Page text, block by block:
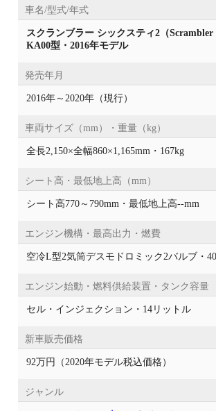
車名/型式/年式
スクランブラー シックスティ2（
KA00型・2016年モデル
発売年月
2016年～2020年（現行）
車両サイズ（mm）・重量（kg）
全長2,150×全幅860×1,165mm・167kg
シート高・最低地上高（mm）
シート高770～790mm・最低地上高--mm
エンジン機構・最高出力・燃費
空冷L型2気筒デスモドロミック2バルブ・
エンジン始動・燃料供給装置・タンク容量
セル・インジェクション・14リットル
新車販売価格
92万円（2020年モデル税込価格）
ジャンル